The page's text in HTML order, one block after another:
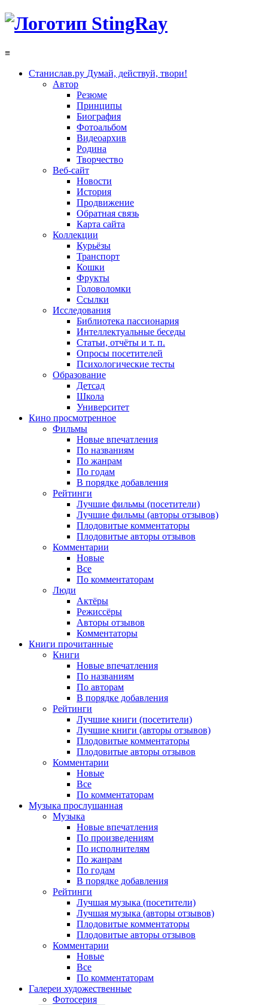
≡
Станислав.ру Думай, действуй, твори!
Автор
Резюме
Принципы
Биография
Фотоальбом
Видеоархив
Родина
Творчество
Веб-сайт
Новости
История
Продвижение
Обратная связь
Карта сайта
Коллекции
Курьёзы
Транспорт
Кошки
Фрукты
Головоломки
Ссылки
Исследования
Библиотека пассионария
Интеллектуальные беседы
Статьи, отчёты и т. п.
Опросы посетителей
Психологические тесты
Образование
Детсад
Школа
Университет
Кино просмотренное
Фильмы
Новые впечатления
По названиям
По жанрам
По годам
В порядке добавления
Рейтинги
Лучшие фильмы (посетители)
Лучшие фильмы (авторы отзывов)
Плодовитые комментаторы
Плодовитые авторы отзывов
Комментарии
Новые
Все
По комментаторам
Люди
Актёры
Режиссёры
Авторы отзывов
Комментаторы
Книги прочитанные
Книги
Новые впечатления
По названиям
По авторам
В порядке добавления
Рейтинги
Лучшие книги (посетители)
Лучшие книги (авторы отзывов)
Плодовитые комментаторы
Плодовитые авторы отзывов
Комментарии
Новые
Все
По комментаторам
Музыка прослушанная
Музыка
Новые впечатления
По произведениям
По исполнителям
По жанрам
По годам
В порядке добавления
Рейтинги
Лучшая музыка (посетители)
Лучшая музыка (авторы отзывов)
Плодовитые комментаторы
Плодовитые авторы отзывов
Комментарии
Новые
Все
По комментаторам
Галереи художественные
Фотосерия